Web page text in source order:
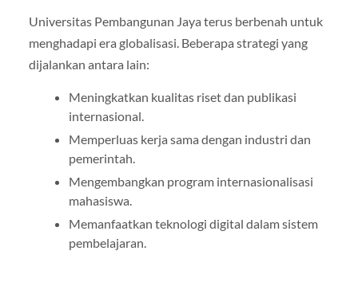
Universitas Pembangunan Jaya terus berbenah untuk
menghadapi era globalisasi. Beberapa strategi yang
dijalankan antara lain:
Meningkatkan kualitas riset dan publikasi
internasional.
Memperluas kerja sama dengan industri dan
pemerintah.
Mengembangkan program internasionalisasi
mahasiswa.
Memanfaatkan teknologi digital dalam sistem
pembelajaran.